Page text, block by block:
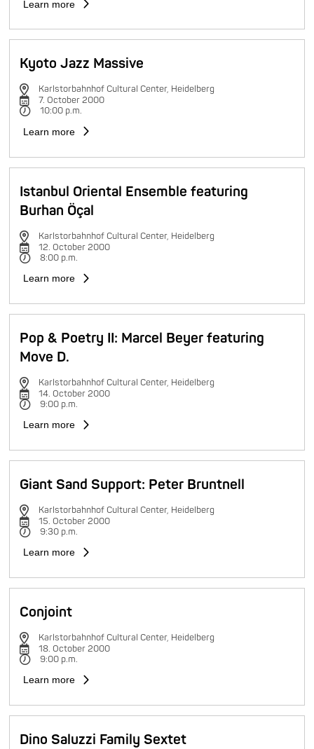
Learn more
Kyoto Jazz Massive
Karlstorbahnhof Cultural Center, Heidelberg
7. October 2000
10:00 p.m.
Learn more
Istanbul Oriental Ensemble featuring
Burhan Öçal
Karlstorbahnhof Cultural Center, Heidelberg
12. October 2000
8:00 p.m.
Learn more
Pop & Poetry II: Marcel Beyer featuring
Move D.
Karlstorbahnhof Cultural Center, Heidelberg
14. October 2000
9:00 p.m.
Learn more
Giant Sand Support: Peter Bruntnell
Karlstorbahnhof Cultural Center, Heidelberg
15. October 2000
9:30 p.m.
Learn more
Conjoint
Karlstorbahnhof Cultural Center, Heidelberg
18. October 2000
9:00 p.m.
Learn more
Dino Saluzzi Family Sextet